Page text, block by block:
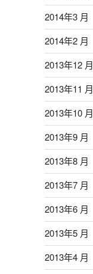
2014年3 月
2014年2 月
2013年12 月
2013年11 月
2013年10 月
2013年9 月
2013年8 月
2013年7 月
2013年6 月
2013年5 月
2013年4 月